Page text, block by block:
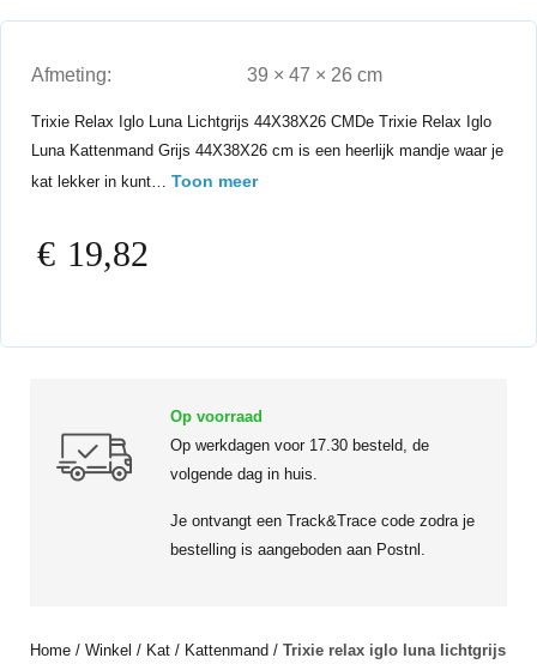
Afmeting: 39 × 47 × 26 cm
Trixie Relax Iglo Luna Lichtgrijs 44X38X26 CMDe Trixie Relax Iglo
Luna Kattenmand Grijs 44X38X26 cm is een heerlijk mandje waar je
kat lekker in kunt… Toon meer
€ 19,82
Op voorraad
Op werkdagen voor 17.30 besteld, de
volgende dag in huis.
Je ontvangt een Track&Trace code zodra je
bestelling is aangeboden aan Postnl.
Home / Winkel / Kat / Kattenmand / Trixie relax iglo luna lichtgrijs